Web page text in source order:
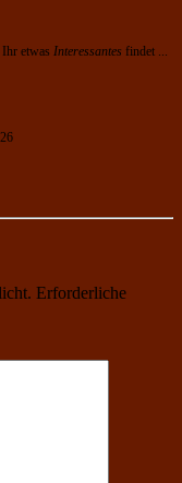
etwas Interessantes findet ...
Erforderliche